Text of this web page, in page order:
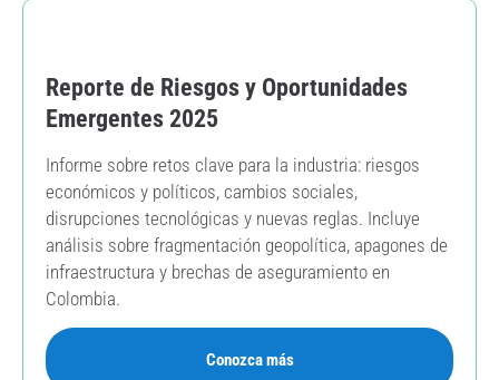
Reporte de Riesgos y Oportunidades
Emergentes 2025
Informe sobre retos clave para la industria: riesgos
económicos y políticos, cambios sociales,
disrupciones tecnológicas y nuevas reglas. Incluye
análisis sobre fragmentación geopolítica, apagones de
infraestructura y brechas de aseguramiento en
Colombia.
Conozca más